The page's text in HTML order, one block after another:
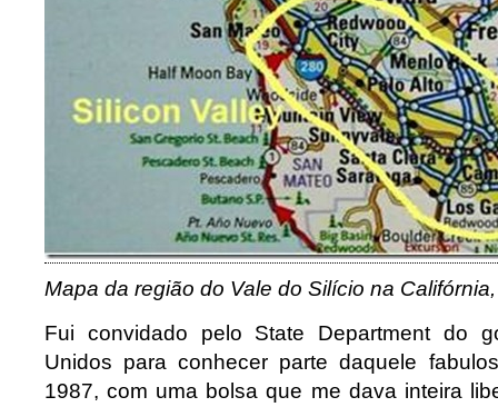
Mapa da região do Vale do Silício na
Fui convidado pelo State Department do
Unidos para conhecer parte daquele
1987, com uma bolsa que me dava inteira